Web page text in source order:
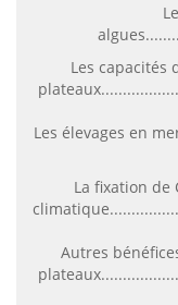
Les capacités
Les élevages en
La fixation de
Autres